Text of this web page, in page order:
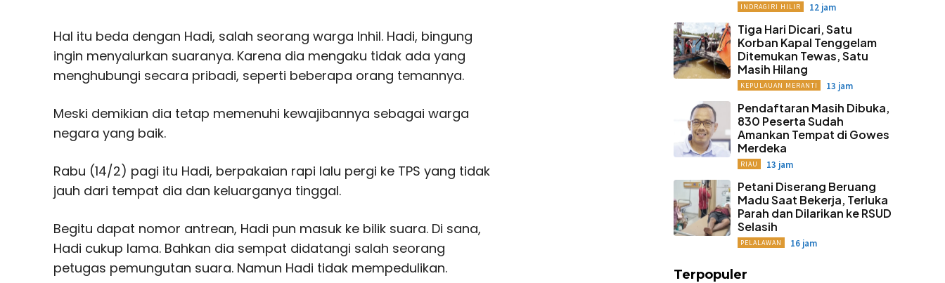
Hal itu beda dengan Hadi, salah seorang warga Inhil. Hadi, bingung
ingin menyalurkan suaranya. Karena dia mengaku tidak ada yang
menghubungi secara pribadi, seperti beberapa orang temannya.
Meski demikian dia tetap memenuhi kewajibannya sebagai warga
negara yang baik.
Rabu (14/2) pagi itu Hadi, berpakaian rapi lalu pergi ke TPS yang tidak
jauh dari tempat dia dan keluarganya tinggal.
Begitu dapat nomor antrean, Hadi pun masuk ke bilik suara. Di sana,
Hadi cukup lama. Bahkan dia sempat didatangi salah seorang
petugas pemungutan suara. Namun Hadi tidak mempedulikan.
INDRAGIRI HILIR 12 jam
Tiga Hari Dicari, Satu
Korban Kapal Tenggelam
Ditemukan Tewas, Satu
Masih Hilang
KEPULAUAN MERANTI 13 jam
Pendaftaran Masih Dibuka,
830 Peserta Sudah
Amankan Tempat di Gowes
Merdeka
RIAU 13 jam
Petani Diserang Beruang
Madu Saat Bekerja, Terluka
Parah dan Dilarikan ke RSUD
Selasih
PELALAWAN 16 jam
Terpopuler